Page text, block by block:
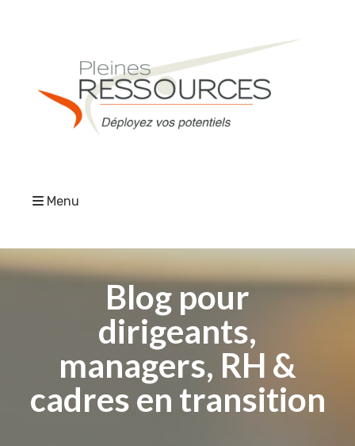
Menu
Blog pour
dirigeants,
managers, RH &
cadres en transition